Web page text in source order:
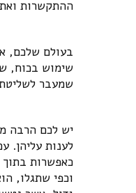
ההתקשרות
בעולם שלכם,
שימוש בכוח,
שמעבר
יש לכם הרבה
לענות עליהן.
כאפשרות בתוך
וכפי שתגלו,